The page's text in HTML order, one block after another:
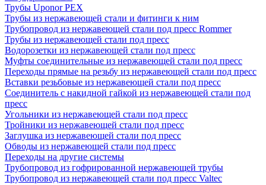
Трубы Uponor PEX
Трубы из нержавеющей стали и фитинги к ним
Трубопровод из нержавеющей стали под пресс Rommer
Трубы из нержавеющей стали под пресс
Водорозетки из нержавеющей стали под пресс
Муфты соединительные из нержавеющей стали под пресс
Переходы прямые на резьбу из нержавеющей стали под пресс
Вставки резьбовые из нержавеющей стали под пресс
Соединитель с накидной гайкой из нержавеющей стали под
пресс
Угольники из нержавеющей стали под пресс
Тройники из нержавеющей стали под пресс
Заглушка из нержавеющей стали под пресс
Обводы из нержавеющей стали под пресс
Переходы на другие системы
Трубопровод из гофрированной нержавеющей трубы
Трубопровод из нержавеющей стали под пресс Valtec